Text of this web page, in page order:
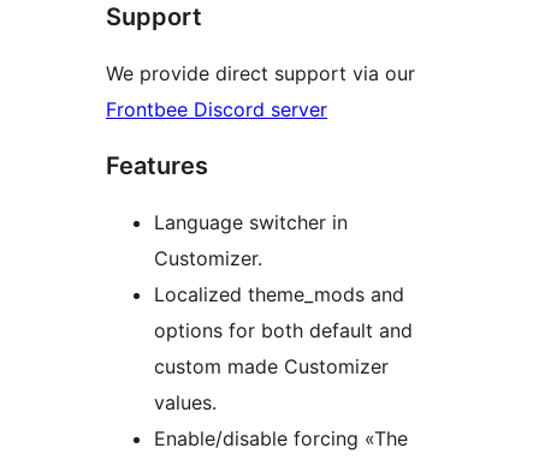
Support
We provide direct support via our
Frontbee Discord server
Features
Language switcher in
Customizer.
Localized theme_mods and
options for both default and
custom made Customizer
values.
Enable/disable forcing «The